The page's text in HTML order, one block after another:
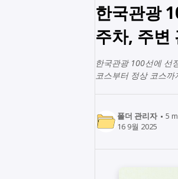
한국관광
주차, 주변
한국관광 100선에 선
코스부터 정상 코스
폴더 관리자 5
16 9월 2025